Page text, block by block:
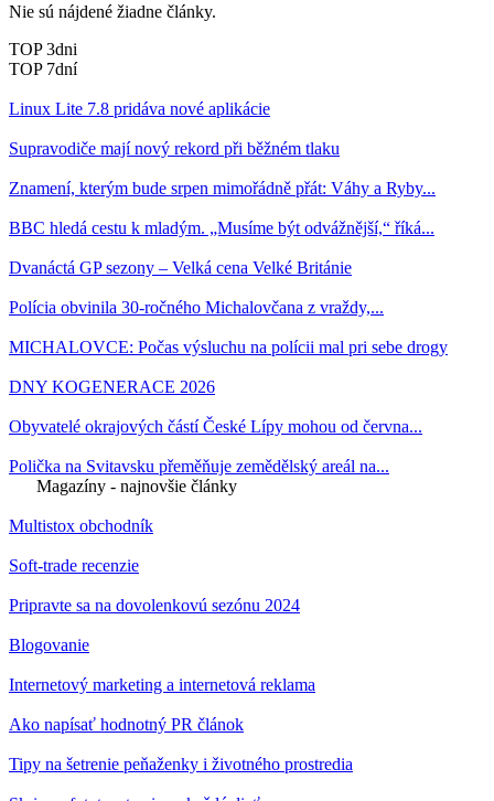
Nie sú nájdené žiadne články.
TOP 3dni
TOP 7dní
Linux Lite 7.8 pridáva nové aplikácie
Supravodiče mají nový rekord při běžném tlaku
Znamení, kterým bude srpen mimořádně přát: Váhy a Ryby...
BBC hledá cestu k mladým. „Musíme být odvážnější,“ říká...
Dvanáctá GP sezony – Velká cena Velké Británie
Polícia obvinila 30-ročného Michalovčana z vraždy,...
MICHALOVCE: Počas výsluchu na polícii mal pri sebe drogy
DNY KOGENERACE 2026
Obyvatelé okrajových částí České Lípy mohou od června...
Polička na Svitavsku přeměňuje zemědělský areál na...
Magazíny - najnovšie články
Multistox obchodník
Soft-trade recenzie
Pripravte sa na dovolenkovú sezónu 2024
Blogovanie
Internetový marketing a internetová reklama
Ako napísať hodnotný PR článok
Tipy na šetrenie peňaženky i životného prostredia